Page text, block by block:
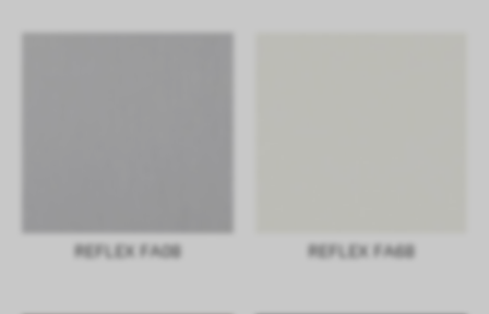
REFLEX FA08 REFLEX FA68